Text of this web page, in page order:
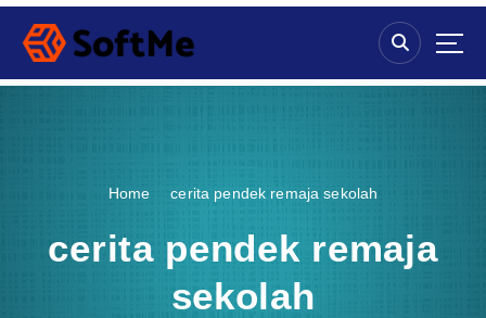
S
p
Home cerita pendek remaja sekolah
cerita pendek remaja
sekolah